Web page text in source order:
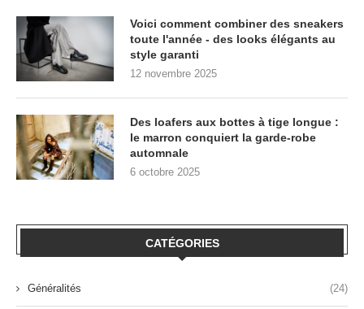
Voici comment combiner des sneakers
toute l'année - des looks élégants au
style garanti
12 novembre 2025
Des loafers aux bottes à tige longue :
le marron conquiert la garde-robe
automnale
6 octobre 2025
CATÉGORIES
Généralités (24)